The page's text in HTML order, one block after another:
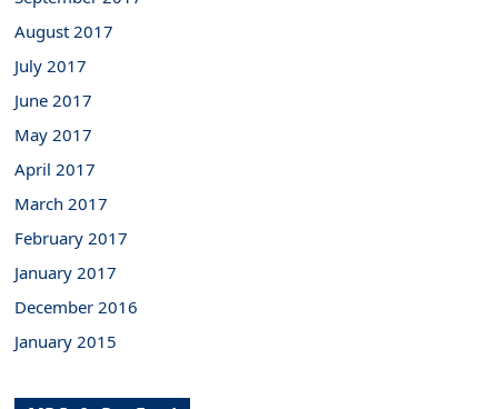
August 2017
July 2017
June 2017
May 2017
April 2017
March 2017
February 2017
January 2017
December 2016
January 2015